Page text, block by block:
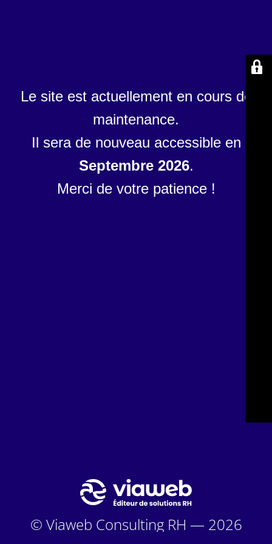
Le site est actuellement en cours de
maintenance.
Il sera de nouveau accessible en
Septembre 2026.
Merci de votre patience !
© Viaweb Consulting RH — 2026